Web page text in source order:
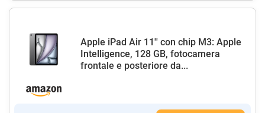
Apple iPad Air 11'' con chip M3: Apple
Intelligence, 128 GB, fotocamera
frontale e posteriore da...